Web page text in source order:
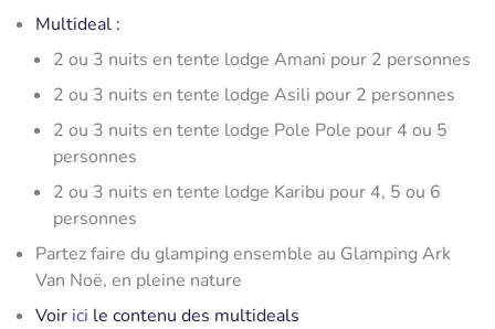
Multideal :
2 ou 3 nuits en tente lodge Amani pour 2 personnes
2 ou 3 nuits en tente lodge Asili pour 2 personnes
2 ou 3 nuits en tente lodge Pole Pole pour 4 ou 5
personnes
2 ou 3 nuits en tente lodge Karibu pour 4, 5 ou 6
personnes
Partez faire du glamping ensemble au Glamping Ark
Van Noë, en pleine nature
Voir ici le contenu des multideals